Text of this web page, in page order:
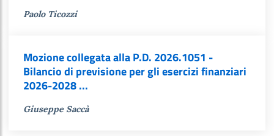
Paolo Ticozzi
Mozione collegata alla P.D. 2026.1051 -
Bilancio di previsione per gli esercizi finanziari
2026-2028 ...
Giuseppe Saccà